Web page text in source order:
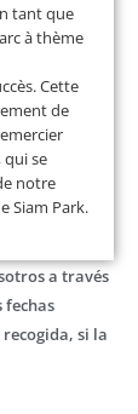
tant que
à thème
Cette
de
qui se
notre
Siam Park.
a través
fechas
si la